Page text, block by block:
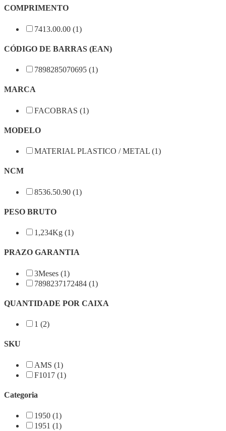
COMPRIMENTO
7413.00.00 (1)
CÓDIGO DE BARRAS (EAN)
7898285070695 (1)
MARCA
FACOBRAS (1)
MODELO
MATERIAL PLASTICO / METAL (1)
NCM
8536.50.90 (1)
PESO BRUTO
1,234Kg (1)
PRAZO GARANTIA
3Meses (1)
7898237172484 (1)
QUANTIDADE POR CAIXA
1 (2)
SKU
AMS (1)
F1017 (1)
Categoria
1950 (1)
1951 (1)